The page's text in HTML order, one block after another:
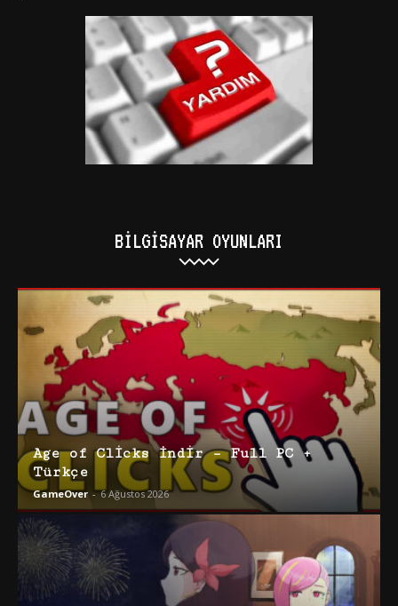
BILGISAYAR OYUNLARI
Age of Clicks İndir – Full PC +
Türkçe
GameOver - 6 Ağustos 2026